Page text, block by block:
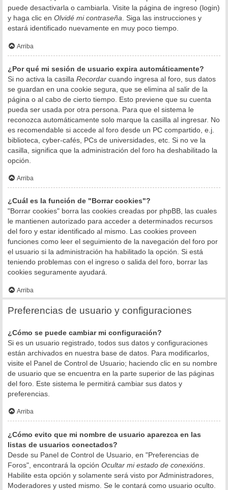
puede desactivarla o cambiarla. Visite la página de ingreso (login)
y haga clic en Olvidé mi contraseña. Siga las instrucciones y
estará identificado nuevamente en muy poco tiempo.
Arriba
¿Por qué mi sesión de usuario expira automáticamente?
Si no activa la casilla Recordar cuando ingresa al foro, sus datos
se guardan en una cookie segura, que se elimina al salir de la
página o al cabo de cierto tiempo. Esto previene que su cuenta
pueda ser usada por otra persona. Para que el sistema le
reconozca automáticamente solo marque la casilla al ingresar. No
es recomendable si accede al foro desde un PC compartido, e.j.
biblioteca, cyber-cafés, PCs de universidades, etc. Si no ve la
casilla, significa que la administración del foro ha deshabilitado la
opción.
Arriba
¿Cuál es la función de "Borrar cookies"?
"Borrar cookies" borra las cookies creadas por phpBB, las cuales
le mantienen autorizado para acceder a determinados recursos
del foro y estar identificado al mismo. Las cookies proveen
funciones como leer el seguimiento de la navegación del foro por
el usuario si la administración ha habilitado la opción. Si está
teniendo problemas con el ingreso o salida del foro, borrar las
cookies seguramente ayudará.
Arriba
Preferencias de usuario y configuraciones
¿Cómo se puede cambiar mi configuración?
Si es un usuario registrado, todos sus datos y configuraciones
están archivados en nuestra base de datos. Para modificarlos,
visite el Panel de Control de Usuario; haciendo clic en su nombre
de usuario que se encuentra en la parte superior de las páginas
del foro. Este sistema le permitirá cambiar sus datos y
preferencias.
Arriba
¿Cómo evito que mi nombre de usuario aparezca en las
listas de usuarios conectados?
Desde su Panel de Control de Usuario, en "Preferencias de
Foros", encontrará la opción Ocultar mi estado de conexións
Habilite esta opción y solamente será visto por Administradores,
Moderadores y usted mismo. Se le contará como usuario oculto.